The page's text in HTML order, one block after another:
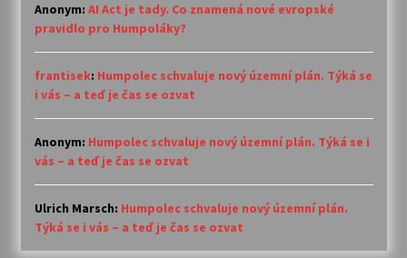
Anonym: AI Act je tady. Co znamená nové evropské
pravidlo pro Humpoláky?
frantisek: Humpolec schvaluje nový územní plán. Týká se
i vás – a teď je čas se ozvat
Anonym: Humpolec schvaluje nový územní plán. Týká se i
vás – a teď je čas se ozvat
Ulrich Marsch: Humpolec schvaluje nový územní plán.
Týká se i vás – a teď je čas se ozvat